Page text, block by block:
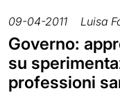
09-04-2011 Luisa
Governo:
su
professioni